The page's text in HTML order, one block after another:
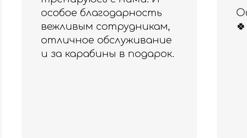
Ощущения- прекрасные
🍀